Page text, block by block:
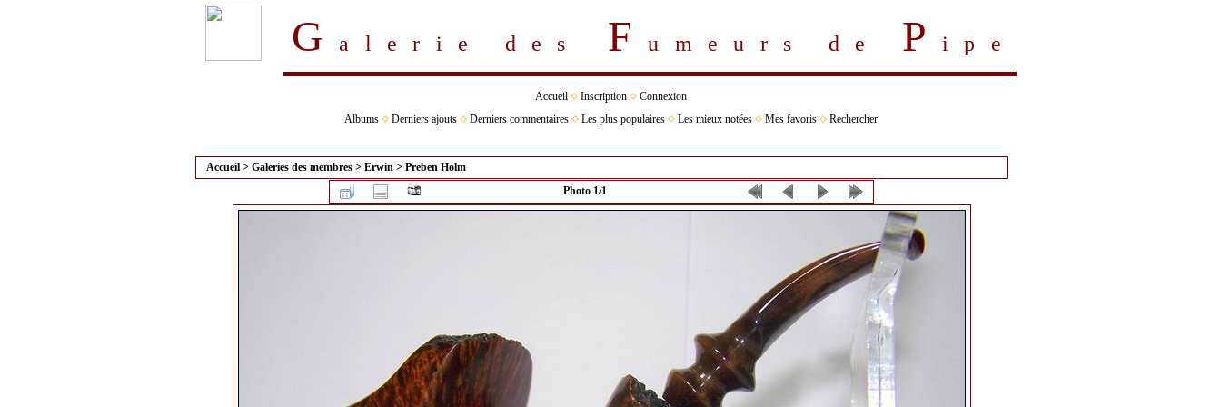
Galerie des Fumeurs de P ipe
Accueil Inscription
Connexion
Albums
Derniers ajouts Derniers commentaires Les plus populaires Les mieux notées Mes favoris Rechercher
Accueil > Galeries des membres > Erwin > Preben Holm
Photo 1/1